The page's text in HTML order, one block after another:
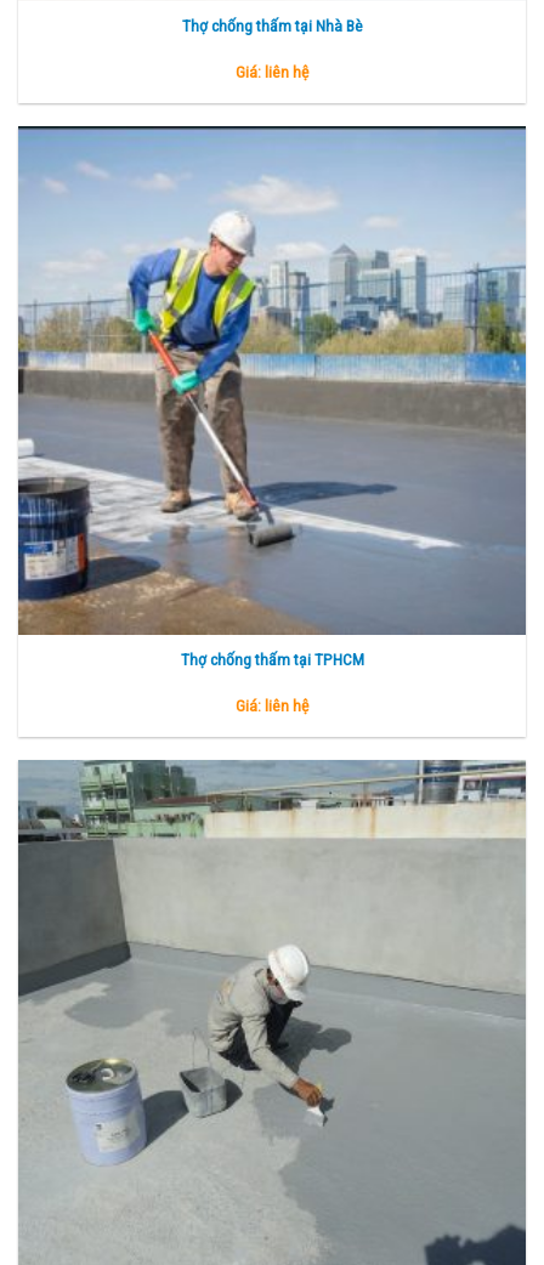
Thợ chống thấm tại Nhà Bè
Giá: liên hệ
Thợ chống thấm tại TPHCM
Giá: liên hệ